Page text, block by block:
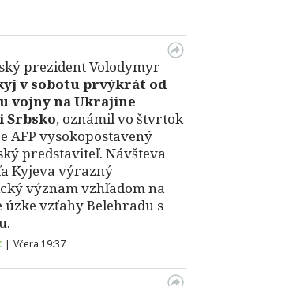
prezident Volodymyr
v sobotu prvýkrát od
vojny na Ukrajine
Srbsko, oznámil vo štvrtok
AFP vysokopostavený
predstaviteľ. Návšteva
Kyjeva výrazný
význam vzhľadom na
úzke vzťahy Belehradu s
| Včera 19:37